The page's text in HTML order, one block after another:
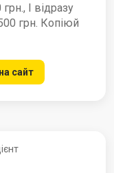
І відразу
грн. Копіюй
сайт